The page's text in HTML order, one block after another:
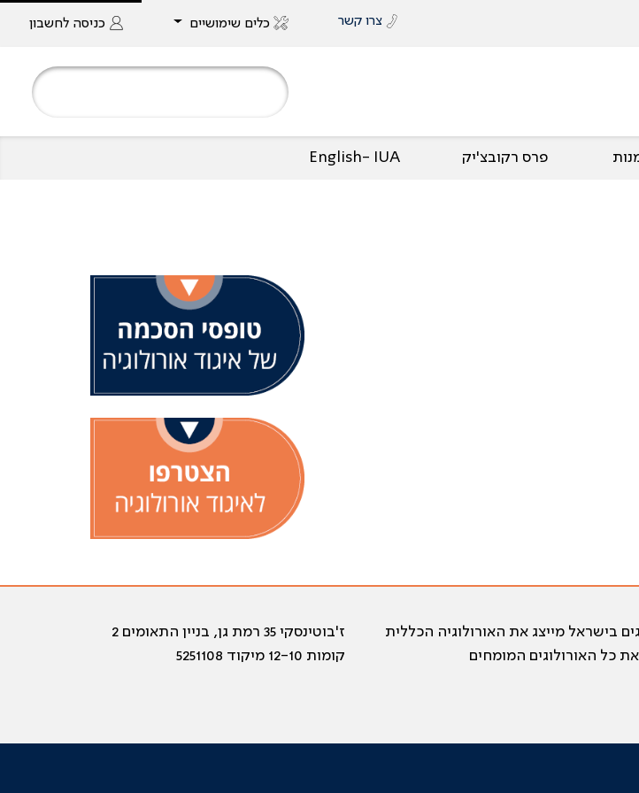
צרו קשר כלים שימושיים כניסה לחשבון
פרס רקובצ'יק English- IUA
בישראל מייצג את האורולוגיה הכללית
כל האורולוגים המומחים
ז'בוטינסקי 35 רמת גן, בניין התאומים 2
קומות 12-10 מיקוד 5251108